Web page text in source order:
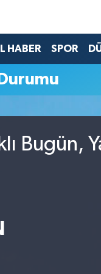
HABER SPOR
Bugün,